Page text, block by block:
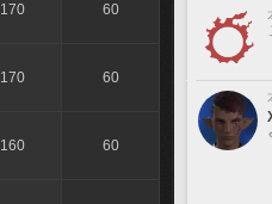
170 60
170 60
160 60